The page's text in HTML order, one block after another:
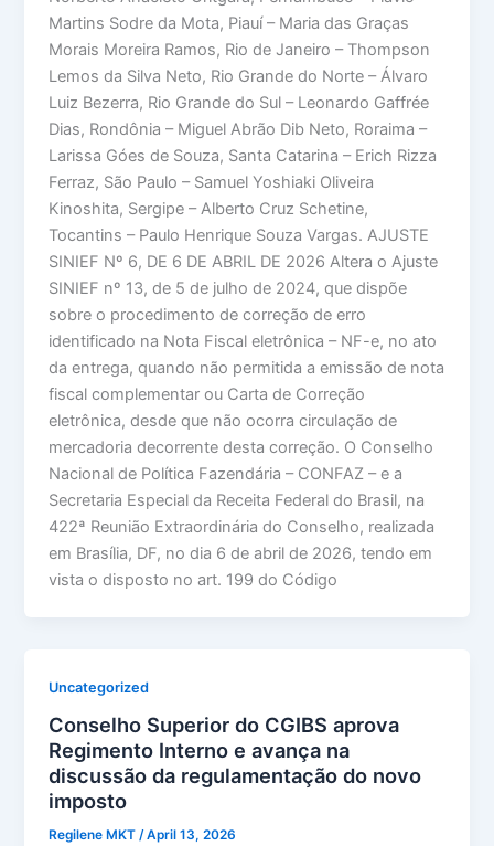
Martins Sodre da Mota, Piauí – Maria das Graças
Morais Moreira Ramos, Rio de Janeiro – Thompson
Lemos da Silva Neto, Rio Grande do Norte – Álvaro
Luiz Bezerra, Rio Grande do Sul – Leonardo Gaffrée
Dias, Rondônia – Miguel Abrão Dib Neto, Roraima –
Larissa Góes de Souza, Santa Catarina – Erich Rizza
Ferraz, São Paulo – Samuel Yoshiaki Oliveira
Kinoshita, Sergipe – Alberto Cruz Schetine,
Tocantins – Paulo Henrique Souza Vargas. AJUSTE
SINIEF Nº 6, DE 6 DE ABRIL DE 2026 Altera o Ajuste
SINIEF nº 13, de 5 de julho de 2024, que dispõe
sobre o procedimento de correção de erro
identificado na Nota Fiscal eletrônica – NF-e, no ato
da entrega, quando não permitida a emissão de nota
fiscal complementar ou Carta de Correção
eletrônica, desde que não ocorra circulação de
mercadoria decorrente desta correção. O Conselho
Nacional de Política Fazendária – CONFAZ – e a
Secretaria Especial da Receita Federal do Brasil, na
422ª Reunião Extraordinária do Conselho, realizada
em Brasília, DF, no dia 6 de abril de 2026, tendo em
vista o disposto no art. 199 do Código
Uncategorized
Conselho Superior do CGIBS aprova
Regimento Interno e avança na
discussão da regulamentação do novo
imposto
Regilene MKT/April 13, 2026